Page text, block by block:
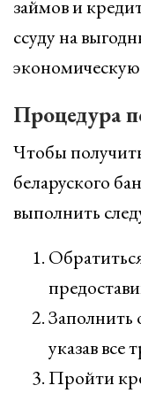
займов и
ссуду на
Процедура
Чтобы
беларуского
выполнить
Заполнить
указав все
Пройти